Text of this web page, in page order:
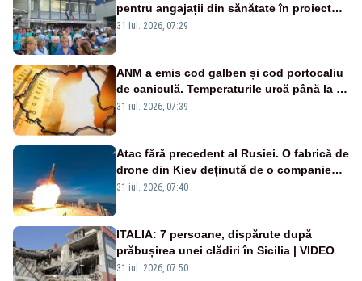
pentru angajații din sănătate în proiectul
Legii salarizării
31 iul. 2026, 07:29
ANM a emis cod galben și cod portocaliu
de caniculă. Temperaturile urcă până la 38
de grade, iar nopțile devin tropicale
31 iul. 2026, 07:39
Atac fără precedent al Rusiei. O fabrică de
drone din Kiev deținută de o companie
americană, distrusă de o rachetă
31 iul. 2026, 07:40
ITALIA: 7 persoane, dispărute după
prăbușirea unei clădiri în Sicilia | VIDEO
31 iul. 2026, 07:50